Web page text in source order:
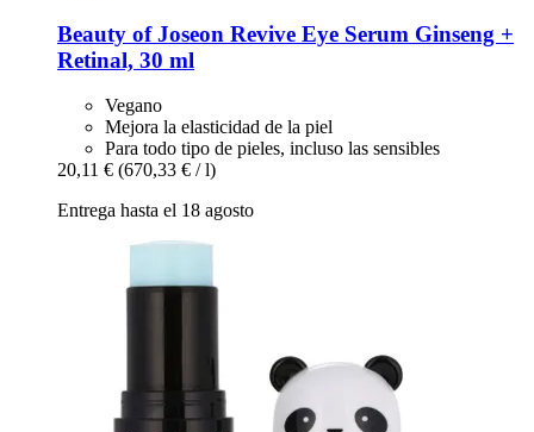
Beauty of Joseon Revive Eye Serum Ginseng +
Retinal, 30 ml
Vegano
Mejora la elasticidad de la piel
Para todo tipo de pieles, incluso las sensibles
20,11 € (670,33 € / l)
Entrega hasta el 18 agosto